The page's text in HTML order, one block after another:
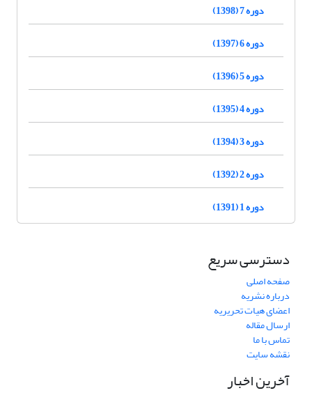
دوره 7 (1398)
دوره 6 (1397)
دوره 5 (1396)
دوره 4 (1395)
دوره 3 (1394)
دوره 2 (1392)
دوره 1 (1391)
دسترسی سریع
صفحه اصلی
درباره نشریه
اعضای هیات تحریریه
ارسال مقاله
تماس با ما
نقشه سایت
آخرین اخبار